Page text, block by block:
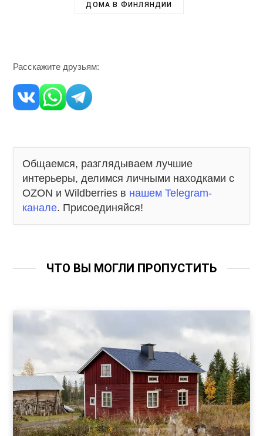
ДОМА В ФИНЛЯНДИИ
Расскажите друзьям:
Общаемся, разглядываем лучшие
интерьеры, делимся личными находками с
OZON и Wildberries в нашем Telegram-
канале. Присоединяйся!
ЧТО ВЫ МОГЛИ ПРОПУСТИТЬ